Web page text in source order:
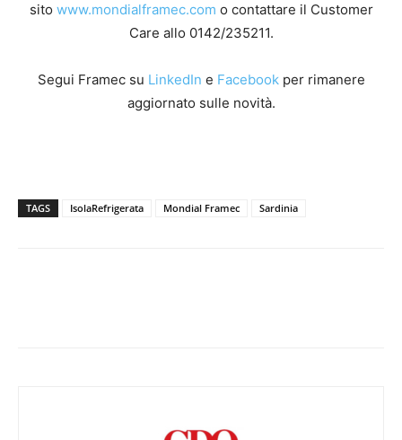
sito www.mondialframec.com o contattare il Customer
Care allo 0142/235211.
Segui Framec su LinkedIn e Facebookper rimanere
aggiornato sulle novità.
TAGS IsolaRefrigerata Mondial Framec Sardinia